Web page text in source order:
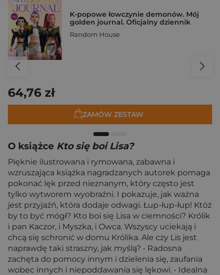
K-popowe łowczynie demonów. Mój
golden journal. Oficjalny dziennik
Random House
64,76 zł
ZAMÓW ZESTAW
O książce Kto się boi Lisa?
Pięknie ilustrowana i rymowana, zabawna i
wzruszająca książka nagradzanych autorek pomaga
pokonać lęk przed nieznanym, który często jest
tylko wytworem wyobraźni. I pokazuje, jak ważna
jest przyjaźń, która dodaje odwagi. Łup-łup-łup! Któż
by to być mógł? Kto boi się Lisa w ciemności? Królik
i pan Kaczor, i Myszka, i Owca. Wszyscy uciekają i
chcą się schronić w domu Królika. Ale czy Lis jest
naprawdę taki straszny, jak myślą? • Radosna
zachęta do pomocy innym i dzielenia się, zaufania
wobec innych i niepoddawania się lękowi. • Idealna